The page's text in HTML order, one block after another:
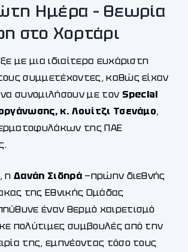
Ημέρα – Θεωρία
στο Χορτάρι
με μια ιδιαίτερα ευχάριστη
συμμετέχοντες, καθώς είχαν
συνομιλήσουν με τον Special
κ. Λουίτζι Τσενάμο,
της ΠΑΕ
ηΔανάη Σιδηρά—πρώην διεθνής
της Εθνικής Ομάδας
έναν θερμό χαιρετισμό
πολύτιμες συμβουλές από την
της, εμπνέοντας τόσο τους